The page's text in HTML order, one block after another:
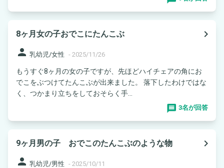
8ヶ月女の子おでこにたんこぶ
navigate_next
person 乳幼児/女性 - 2025/11/26
もうすぐ8ヶ月の女の子ですが、先ほどハイチェアの角にお
でこをぶつけてたんこぶが出来ました。 落下したわけではな
く、つかまり立ちをしておそらく手...
3名が回答
9ヶ月男の子 おでこのたんこぶのような物
navigate_next
person 乳幼児/男性 - 2025/10/11